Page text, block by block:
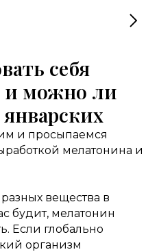
себя
можно ли
и просыпаемся
мелатонина и
вещества в
будит, мелатонин
Если глобально
организм